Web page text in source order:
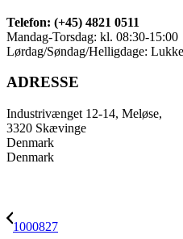
Telefon: (+45) 4821 0511
Mandag-Torsdag: kl. 08:30-15:00
Lørdag/Søndag/Helligdage:
ADRESSE
Industrivænget 12-14, Meløse,
3320 Skævinge
Denmark
Denmark
1000827